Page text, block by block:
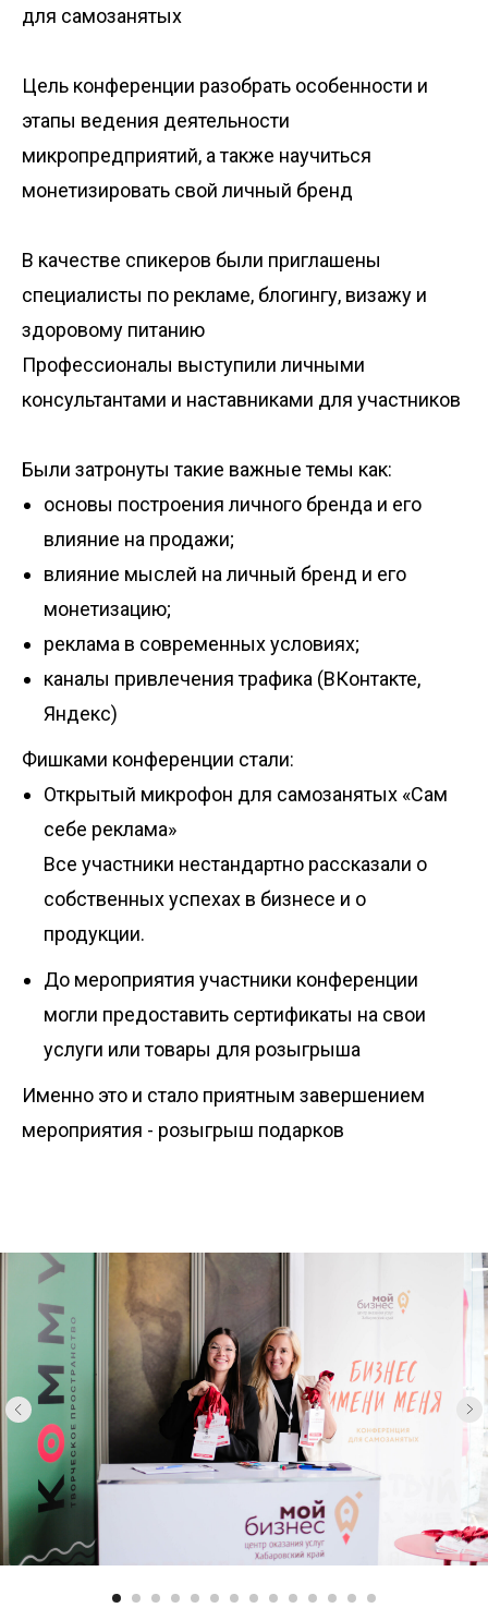
для самозанятых
Цель конференции разобрать особенности и
этапы ведения деятельности
микропредприятий, а также научиться
монетизировать свой личный бренд
В качестве спикеров были приглашены
специалисты по рекламе, блогингу, визажу и
здоровому питанию
Профессионалы выступили личными
консультантами и наставниками для участников
Были затронуты такие важные темы как:
основы построения личного бренда и его
влияние на продажи;
влияние мыслей на личный бренд и его
монетизацию;
реклама в современных условиях;
каналы привлечения трафика (ВКонтакте,
Яндекс)
Фишками конференции стали:
Открытый микрофон для самозанятых «Сам
себе реклама»
Все участники нестандартно рассказали о
собственных успехах в бизнесе и о
продукции.
До мероприятия участники конференции
могли предоставить сертификаты на свои
услуги или товары для розыгрыша
Именно это и стало приятным завершением
мероприятия - розыгрыш подарков